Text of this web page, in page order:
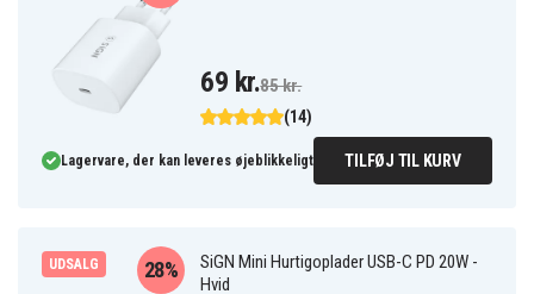
(14)
69 kr.85 kr.
Lagervare, der kan leveres øjeblikkeligt TILFØJ TIL KURV
UDSALG
SiGN Mini Hurtigoplader USB-C PD 20W -
Hvid
28%